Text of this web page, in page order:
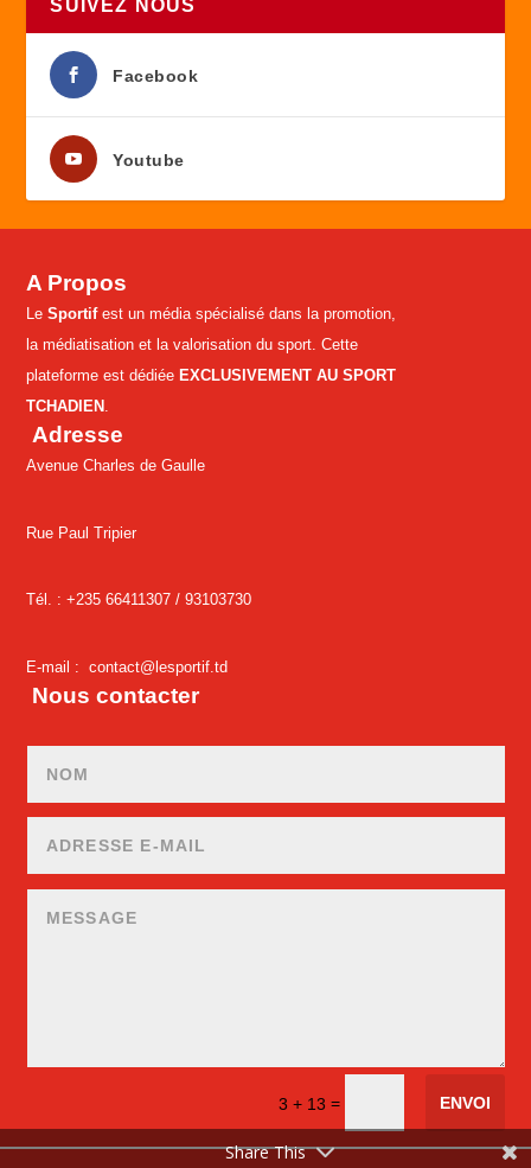
SUIVEZ NOUS
Facebook
Youtube
A Propos
LeSportifest un média spécialisé dans la promotion,
la médiatisation et la valorisation du sport. Cette
plateforme est dédiée EXCLUSIVEMENT AU SPORT
TCHADIEN .
Adresse
Avenue Charles de Gaulle
Rue Paul Tripier
Tél. : +235 66411307 /93103730
E-mail :contact@lesportif.td
Nous contacter
3 + 13 = ENVOI
Share This